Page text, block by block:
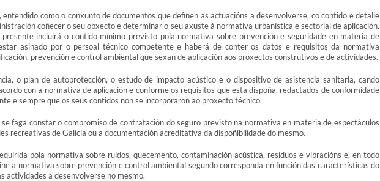
como o conxunto de documentos que definen as actuacións a desenvolverse, co contido e detalle
coñecer o seu obxecto e determinar o seu axuste á normativa urbanística e sectorial de aplicación.
incluirá o contido mínimo previsto pola normativa sobre prevención e seguridade en materia de
asinado por o persoal técnico competente e haberá de conter os datos e requisitos da normativa
prevención e control ambiental que sexan de aplicación aos proxectos construtivos e de actividades.
o plan de autoprotección, o estudo de impacto acústico e o dispositivo de asistencia sanitaria, cando
con a normativa de aplicación e conforme os requisitos que esta dispoña, redactados de conformidade
e sempre que os seus contidos non se incorporaron ao proxecto técnico.
faga constar o compromiso de contratación do seguro previsto na normativa en materia de espectáculos
recreativas de Galicia ou a documentación acreditativa da dispoñibilidade do mesmo.
pola normativa sobre ruídos, quecemento, contaminación acústica, residuos e vibracións e, en todo
a normativa sobre prevención e control ambiental segundo corresponda en función das características do
actividades a desenvolverse no mesmo.